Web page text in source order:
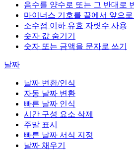
음수를 양수로 또는 그 반대로
마이너스 기호를 끝에서 앞으
소수점 이하 유효 자릿수 사용
숫자 값 숨기기
숫자 또는 금액을 문자로 쓰기
날짜
날짜 변환/인식
자동 날짜 변환
빠른 날짜 인식
시간 구성 요소 삭제
주말 표시
빠른 날짜 서식 지정
날짜 채우기